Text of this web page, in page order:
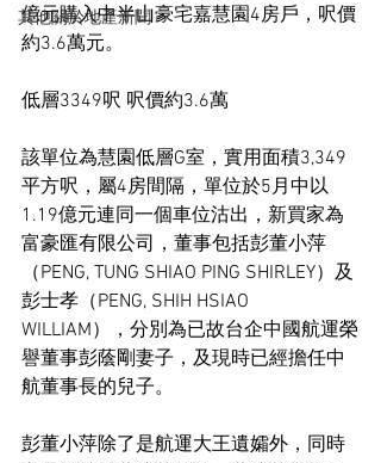
其他關於地產新聞
億元購入中半山豪宅嘉慧園4房戶，呎價
約3.6萬元。
低層3349呎 呎價約3.6萬
該單位為慧園低層G室，實用面積3,349
平方呎，屬4房間隔，單位於5月中以
1.19億元連同一個車位沽出，新買家為
富豪匯有限公司，董事包括彭董小萍
（PENG, TUNG SHIAO PING SHIRLEY）及
彭士孝（PENG, SHIH HSIAO
WILLIAM），分別為已故台企中國航運榮
譽董事彭蔭剛妻子，及現時已經擔任中
航董事長的兒子。
彭董小萍除了是航運大王遺孀外，同時